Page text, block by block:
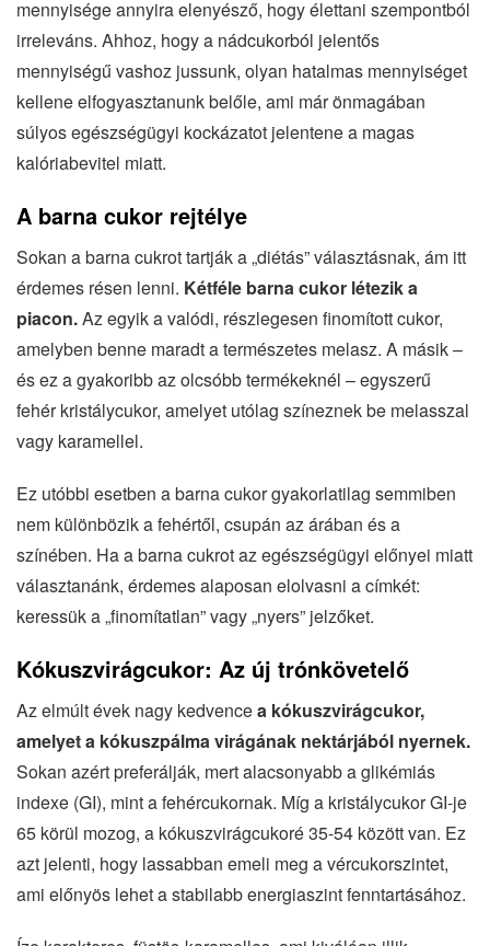
mennyisége annyira elenyésző, hogy élettani szempontból
irreleváns. Ahhoz, hogy a nádcukorból jelentős
mennyiségű vashoz jussunk, olyan hatalmas mennyiséget
kellene elfogyasztanunk belőle, ami már önmagában
súlyos egészségügyi kockázatot jelentene a magas
kalóriabevitel miatt.
A barna cukor rejtélye
Sokan a barna cukrot tartják a „diétás” választásnak, ám itt
érdemes résen lenni. Kétféle barna cukor létezik a
piacon.Az egyik a valódi, részlegesen finomított cukor,
amelyben benne maradt a természetes melasz. A másik –
és ez a gyakoribb az olcsóbb termékeknél – egyszerű
fehér kristálycukor, amelyet utólag színeznek be melasszal
vagy karamellel.
Ez utóbbi esetben a barna cukor gyakorlatilag semmiben
nem különbözik a fehértől, csupán az árában és a
színében. Ha a barna cukrot az egészségügyi előnyei miatt
választanánk, érdemes alaposan elolvasni a címkét:
keressük a „finomítatlan” vagy „nyers” jelzőket.
Kókuszvirágcukor: Az új trónkövetelő
Az elmúlt évek nagy kedvencea kókuszvirágcukor,
amelyet a kókuszpálma virágának nektárjából nyernek.
Sokan azért preferálják, mert alacsonyabb a glikémiás
indexe (GI), mint a fehércukornak. Míg a kristálycukor GI-je
65 körül mozog, a kókuszvirágcukoré 35-54 között van. Ez
azt jelenti, hogy lassabban emeli meg a vércukorszintet,
ami előnyös lehet a stabilabb energiaszint fenntartásához.